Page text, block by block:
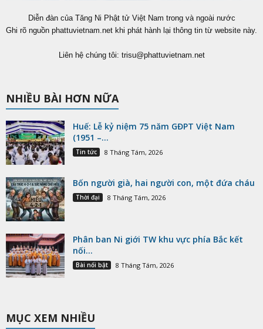
Diễn đàn của Tăng Ni Phật tử Việt Nam trong và ngoài nước
Ghi rõ nguồn phattuvietnam.net khi phát hành lại thông tin từ website này.
Liên hệ chúng tôi: trisu@phattuvietnam.net
NHIỀU BÀI HƠN NỮA
Huế: Lễ kỷ niệm 75 năm GĐPT Việt Nam
(1951 –...
Tin tức 8 Tháng Tám, 2026
Bốn người già, hai người con, một đứa cháu
Thời đại 8 Tháng Tám, 2026
Phân ban Ni giới TW khu vực phía Bắc kết
nối...
Bài nổi bật 8 Tháng Tám, 2026
MỤC XEM NHIỀU